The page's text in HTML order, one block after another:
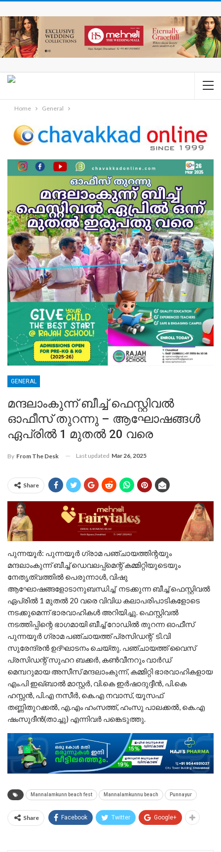
Home General
GENERAL
മന്ദലാംകുന്ന് ബീച്ച് ഫെസ്റ്റിവൽ
ഓഫീസ് തുറന്നു – ആഘോഷങ്ങൾ
ഏപ്രിൽ 1 മുതൽ 20 വരെ
By From The Desk Last updated Mar 26, 2025
Share
പുന്നയൂർ: പുന്നയൂർ ഗ്രാമ പഞ്ചായത്തിന്റയും
മന്ദലാംകുന്ന് ബീച്ച് ഡെവലപ്പ്‌മെന്റ് കമ്മിറ്റിയുടെയും
നേതൃത്വത്തിൽ പെരുന്നാൾ, വിഷു
ആഘോഷങ്ങളോടാനുബന്ധിച്ച് നടക്കുന്ന ബീച്ച് ഫെസ്റ്റിവൽ
ഏപ്രിൽ 1 മുതൽ 20 വരെ വിവിധ കലാപരിപാടികളോടെ
നടക്കുമെന്ന് ഭാരവാഹികൾ അറിയിച്ചു. ഫെസ്റ്റിവൽ
നടത്തിപ്പിന്റെ ഭാഗമായി ബീച്ച് റോഡിൽ തുറന്ന ഓഫീസ്
പുന്നയൂർ ഗ്രാമ പഞ്ചായത്ത് പ്രസിഡന്റ് ടി.വി
സുരേന്ദ്രൻ ഉദ്ഘാടനം ചെയ്തു. പഞ്ചായത്ത് വൈസ്
പ്രസിഡന്റ് സുഹറ ബക്കർ, കൺവീനറും വാർഡ്
മെമ്പറുമായ അസീസ് മന്ദലാംകുന്ന്, കമ്മിറ്റി ഭാരവാഹികളായ
എം.പി ഇഖ്ബാൽ മാസ്റ്റർ, വി.കെ ഇർഷാദുദ്ദീൻ, പി.കെ
ഹസ്സൻ, പി.എ നസീർ, കെ.എ നവാസ്, യൂസഫ്
തണ്ണിതുറക്കൽ, എ.എം ഹംസത്ത്, ഹംസു പാലക്കൽ, കെ.എ
ഷംസുദീൻ(താച്ചു) എന്നിവർ പങ്കെടുത്തു.
Mannalamkunn beach fest Mannalamkunnu beach Punnayur
Share Facebook Twitter Google+